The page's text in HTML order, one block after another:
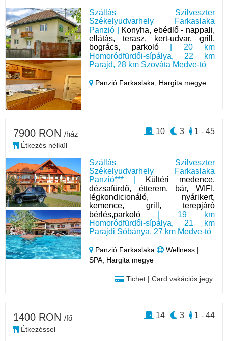
Szállás Szilveszter
Székelyudvarhely Farkaslaka
Panzió |
Konyha, ebédlő - nappali,
ellátás, terasz, kert-udvar, grill,
bogrács, parkoló| 20 km
Homoródfürdői-sípálya, 22 km
Parajd, 28 km Szováta Medve-tó
Panzió Farkaslaka, Hargita megye
Szállás Szilveszter
Székelyudvarhely Farkaslaka
Panzió*** | Kültéri medence,
dézsafürdő, étterem, bár, WIFI,
légkondicionáló, nyárikert,
kemence, grill, terepjáró
bérlés,parkoló | 19 km
Homoródfürdői-sípálya, 21 km
Parajdi Sóbánya, 27 km Medve-tó
Panzió Farkaslaka
Wellness |
SPA, Hargita megye
Tichet | Card vakációs jegy
7900 RON /ház
Étkezés nélkül
1 - 45
3
10
1400 RON /fő
Étkezéssel
1 - 44
3
14